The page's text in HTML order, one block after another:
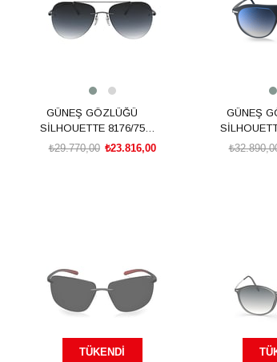
GÜNEŞ GÖZLÜĞÜ
SİLHOUETTE 8176/75
6560 00/00₺23.816,00
₺29.770,00
GÜNEŞ
4510
TÜKENDI